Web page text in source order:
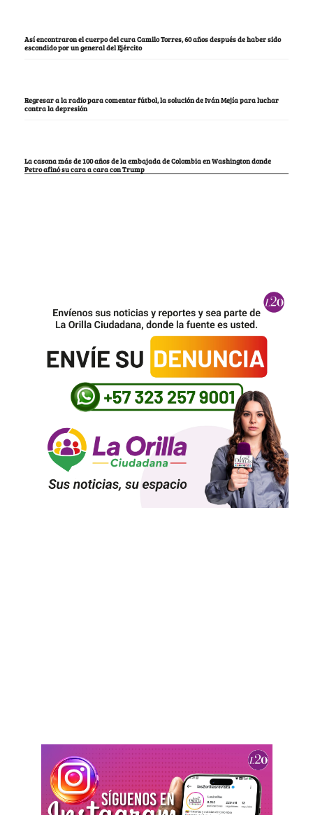
Así encontraron el cuerpo del cura Camilo Torres, 60 años después de haber sido
escondido por un general del Ejército
Regresar a la radio para comentar fútbol, la solución de Iván Mejía para luchar
contra la depresión
La casona más de 100 años de la embajada de Colombia en Washington donde
Petro afinó su cara a cara con Trump